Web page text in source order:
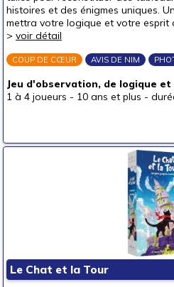
histoires et des énigmes uniques.
mettra votre logique et votre esprit
> voir détail
COUP DE CŒUR AVIS DE NIM
Jeu d'observation, de logique
1 à 4 joueurs - 10 ans et plus -
Le Chat et la Tour